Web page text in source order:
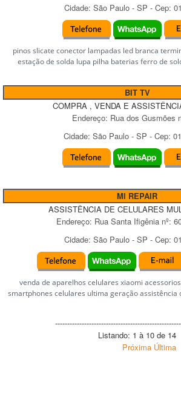
Cidade: São Paulo - SP - Cep:
pinos slicate conector lampadas led branca
estação de solda lupa pilha baterias ferro de
BIT TV
COMPRA , VENDA E
Endereço: Rua dos Gusmões
Cidade: São Paulo- SP - Cep:
MI REPAIR
ASSISTÊNCIA DE CELULARES
Endereço: Rua Santa Ifigênianº:
Cidade: São Paulo - SP - Cep:
venda de aparelhos celulares xiaomi
smartphones celulares ultima geração assistência
Listando: 1 à 10 de 14
Próxima Última